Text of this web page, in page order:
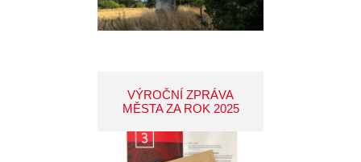
VÝROČNÍ ZPRÁVA
MĚSTA ZA ROK 2025